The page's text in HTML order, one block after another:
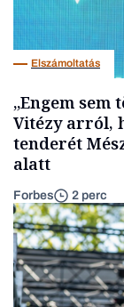
Elszámoltatás
„Engem sem
Vitézy arról,
tenderét
alatt
Forbes 2 perc